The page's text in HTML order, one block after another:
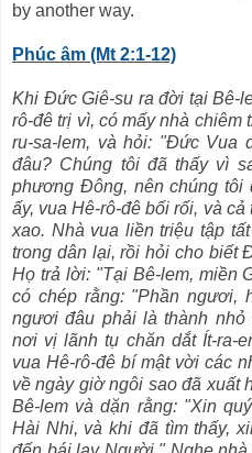
by another way.
Phúc âm (Mt 2:1-12)
Khi Đức Giê-su ra đời tại Bê-
rô-đê trị vì, có mấy nhà
ru-sa-lem, và hỏi: "Đức Vua
đâu? Chúng tôi đã thấy vì
phương Đông, nên chúng
ấy, vua Hê-rô-đê bối rối, và
xao. Nhà vua liền triệu tập
trong dân lại, rồi hỏi cho biết
Họ trả lời: "Tại Bê-lem, miền
có chép rằng: "Phần ngươi,
ngươi đâu phải là thành
nơi vị lãnh tụ chăn dắt Ít-ra-
vua Hê-rô-đê bí mật vời các
về ngày giờ ngôi sao đã xuất
Bê-lem và dặn rằng: "Xin
Hài Nhi, và khi đã tìm thấy,